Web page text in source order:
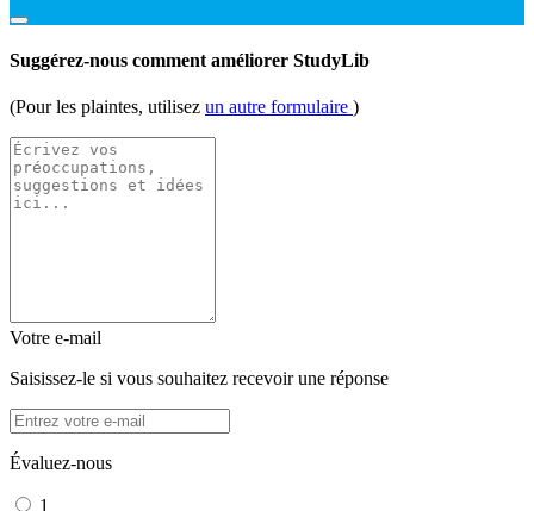
Suggérez-nous comment améliorer StudyLib
(Pour les plaintes, utilisez un autre formulaire )
Votre e-mail
Saisissez-le si vous souhaitez recevoir une réponse
Évaluez-nous
1